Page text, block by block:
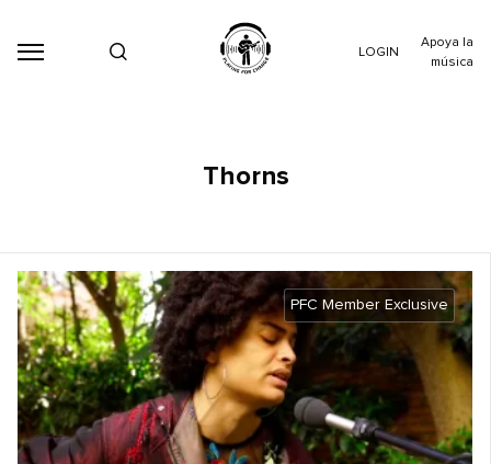
LOGIN
Apoya la
música
Thorns
PFC Member Exclusive